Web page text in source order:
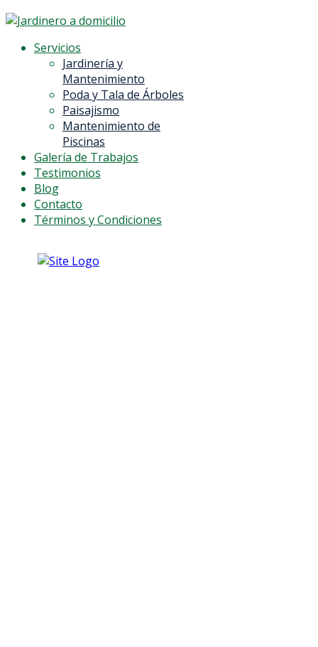
Servicios
Jardinería y
Mantenimiento
Poda y Tala de Árboles
Paisajismo
Mantenimiento de
Piscinas
Galería de Trabajos
Testimonios
Blog
Contacto
Términos y Condiciones